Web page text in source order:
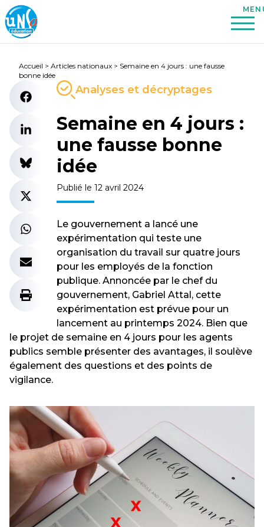
Accueil > Articles nationaux > Semaine en 4 jours : une fausse
bonne idée
Analyses et décryptages
Semaine en 4 jours :
une fausse bonne
idée
Publié le 12 avril 2024
Le gouvernement a lancé une
expérimentation qui teste une
organisation du travail sur quatre jours
pour les employés de la fonction
publique. Annoncée par le chef du
gouvernement, Gabriel Attal, cette
expérimentation est prévue pour un
lancement au printemps 2024. Bien que
le projet de semaine en 4 jours pour les agents
publics semble présenter des avantages, il soulève
également des questions et des points de
vigilance.